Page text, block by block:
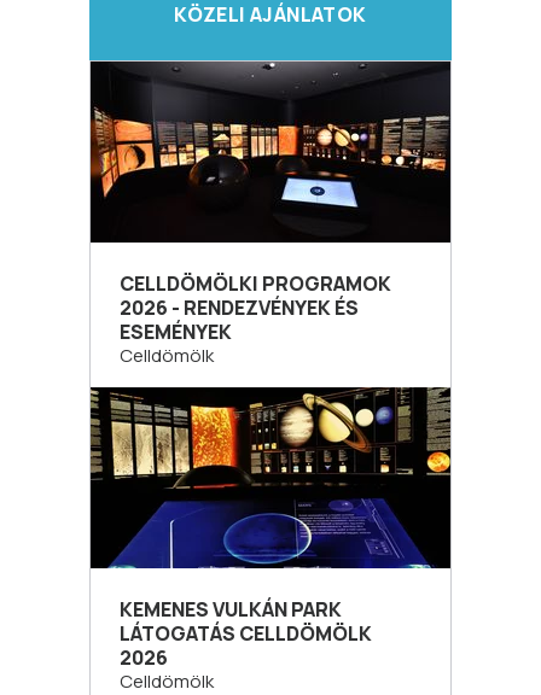
KÖZELI AJÁNLATOK
CELLDÖMÖLKI PROGRAMOK
2026 - RENDEZVÉNYEK ÉS
ESEMÉNYEK
Celldömölk
KEMENES VULKÁN PARK
LÁTOGATÁS CELLDÖMÖLK
2026
Celldömölk